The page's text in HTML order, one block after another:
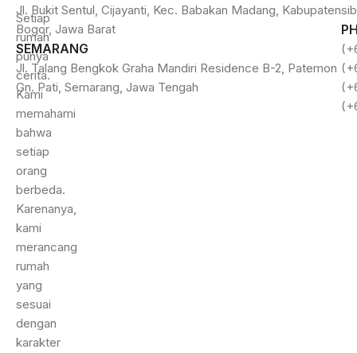
Setiap
rumah
punya
cerita.
Kami
memahami
bahwa
setiap
orang
berbeda.
Karenanya,
kami
merancang
rumah
yang
sesuai
dengan
karakter
Jl. Bukit Sentul, Cijayanti, Kec. Babakan Madang, Kabupaten
Bogor, Jawa Barat
SEMARANG
Jl. Talang Bengkok Graha Mandiri Residence B-2, Patemon
Gn. Pati, Semarang, Jawa Tengah